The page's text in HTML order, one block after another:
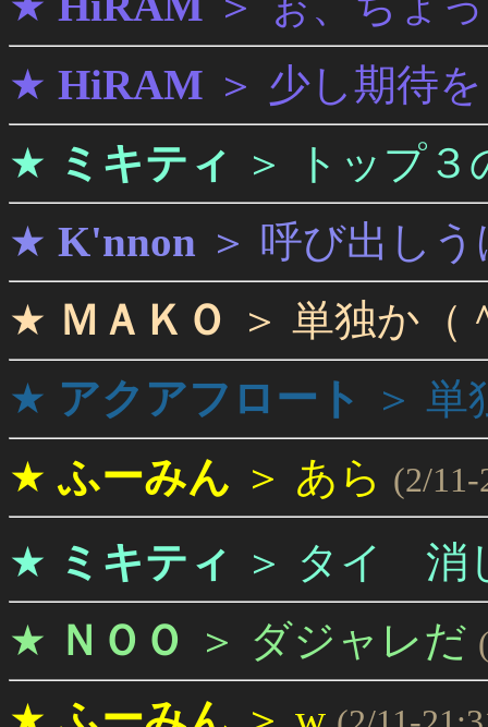
★ HiRAM ＞ 少し期待
★ ミキティ ＞
トップ
★ K'nnon ＞ 呼び出し
★ ＭＡＫＯ ＞ 単独か（
★ アクアフロート ＞ 単
★ふーみん ＞ あら (2/11-
★ ミキティ ＞ タイ 消
★ ＮＯＯ ＞ ダジャレだ